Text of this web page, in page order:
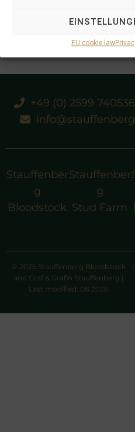
EU cookie law
+49 (0) 2599 740536
Stauffenber
g
Bloodstock
Stauffenber
g
Stud Farm
© 2025 Stauffenberg Bloodstock
and Graf & Gräfin Stauffenberg |
Last modified: 08.2026